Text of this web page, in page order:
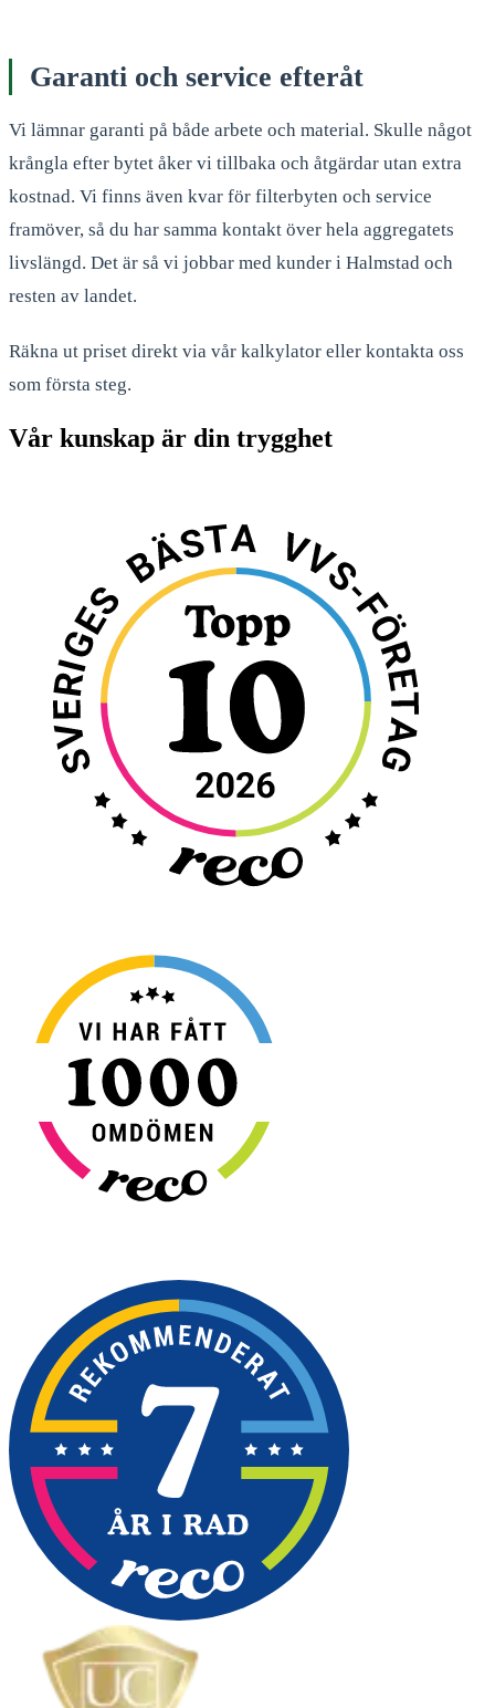
Garanti och service efteråt
Vi lämnar garanti på både arbete och material. Skulle något
krångla efter bytet åker vi tillbaka och åtgärdar utan extra
kostnad. Vi finns även kvar för filterbyten och service
framöver, så du har samma kontakt över hela aggregatets
livslängd. Det är så vi jobbar med kunder i Halmstad och
resten av landet.
Räkna ut priset direkt via vår kalkylator eller kontakta oss
som första steg.
Vår kunskap är din trygghet